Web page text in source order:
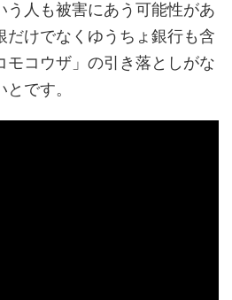
う人も被害にあう可能性があ
だけでなくゆうちょ銀行も含
モコウザ」の引き落としがな
です。